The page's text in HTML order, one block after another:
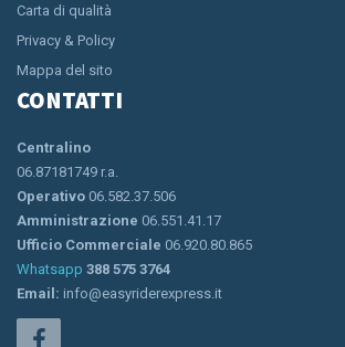
Carta di qualità
Privacy & Policy
Mappa del sito
CONTATTI
Centralino
06.87181749 r.a.
Operativo 06.582.37.506
Amministrazione 06.551.41.17
Ufficio Commerciale 06.920.80.865
Whatsapp 388 575 3764
Email: info@easyriderexpress.it